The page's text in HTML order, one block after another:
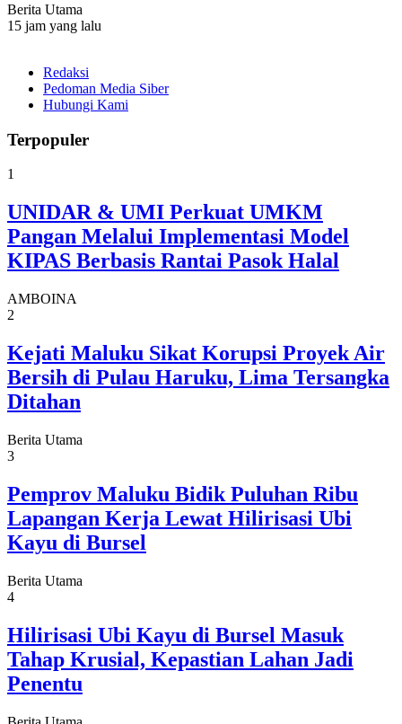
Berita Utama
15 jam yang lalu
Redaksi
Pedoman Media Siber
Hubungi Kami
Terpopuler
1
UNIDAR & UMI Perkuat UMKM
Pangan Melalui Implementasi Model
KIPAS Berbasis Rantai Pasok Halal
AMBOINA
2
Kejati Maluku Sikat Korupsi Proyek Air
Bersih di Pulau Haruku, Lima Tersangka
Ditahan
Berita Utama
3
Pemprov Maluku Bidik Puluhan Ribu
Lapangan Kerja Lewat Hilirisasi Ubi
Kayu di Bursel
Berita Utama
4
Hilirisasi Ubi Kayu di Bursel Masuk
Tahap Krusial, Kepastian Lahan Jadi
Penentu